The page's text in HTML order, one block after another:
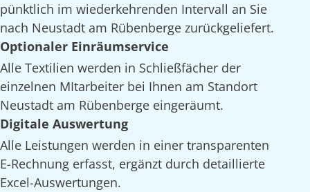
pünktlich im wiederkehrenden Intervall an Sie
nach Neustadt am Rübenberge zurückgeliefert.
Optionaler Einräumservice
Alle Textilien werden in Schließfächer der
einzelnen MItarbeiter bei Ihnen am Standort
Neustadt am Rübenberge eingeräumt.
Digitale Auswertung
Alle Leistungen werden in einer transparenten
E-Rechnung erfasst, ergänzt durch detaillierte
Excel-Auswertungen.